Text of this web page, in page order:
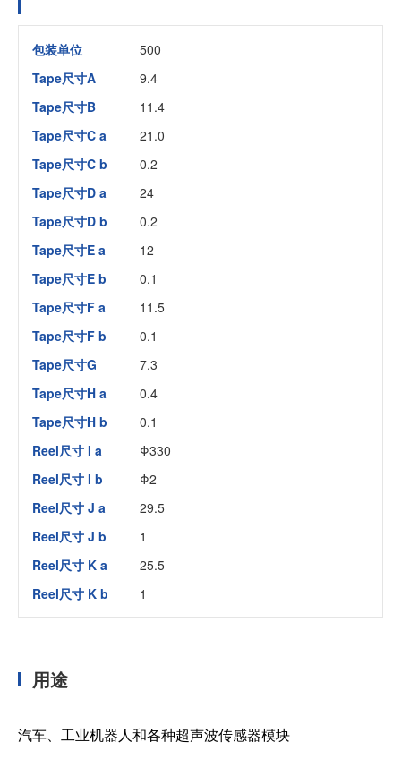
包装单位
500
Tape尺寸A
9.4
Tape尺寸B
11.4
Tape尺寸C a
21.0
Tape尺寸C b
0.2
Tape尺寸D a
24
Tape尺寸D b
0.2
Tape尺寸E a
12
Tape尺寸E b
0.1
Tape尺寸F a
11.5
Tape尺寸F b
0.1
Tape尺寸G
7.3
Tape尺寸H a
0.4
Tape尺寸H b
0.1
Reel尺寸 I a
Φ330
Reel尺寸 I b
Φ2
Reel尺寸 J a
29.5
Reel尺寸 J b
1
Reel尺寸 K a
25.5
Reel尺寸 K b
1
用途
汽车、工业机器人和各种超声波传感器模块